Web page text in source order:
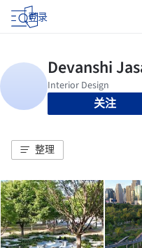
登录
关注
整理